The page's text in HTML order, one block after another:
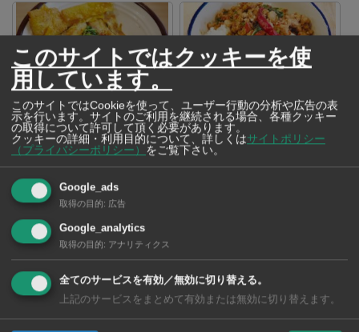
駅近で好アクセス！ ヘルシー派も
納得の麺料理
トッピングを選んで、自分好みの
「ガパオ」が完成♪
ビーフorポーク？どちらも美味し
い麺料理屋さん
このサイトではクッキーを使
用しています。
このサイトではCookieを使って、ユーザー行動の分析や広告の表
示を行います。サイトのご利用を継続される場合、各種クッキー
の取得について許可して頂く必要があります。
クッキーの詳細・利用目的について、詳しくはサイトポリシー
（プライバシーポリシー）
をご覧下さい。
Google_ads
取得の目的: 広告
Google_analytics
取得の目的: アナリティクス
全てのサービスを有効／無効に切り替える。
上記のサービスをまとめて有効または無効に切り替えます。